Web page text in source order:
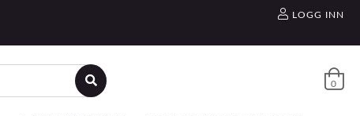
LOGG INN
0